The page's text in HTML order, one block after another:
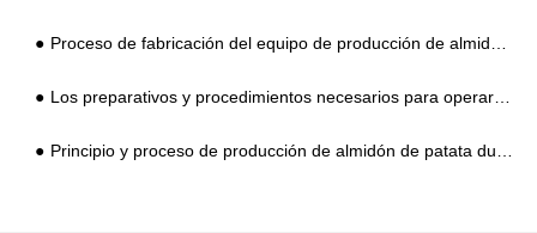
Proceso de fabricación del equipo de producción de almidón de patata dulce
Los preparativos y procedimientos necesarios para operar una planta de procesamiento de almidón de tapioca
Principio y proceso de producción de almidón de patata dulce